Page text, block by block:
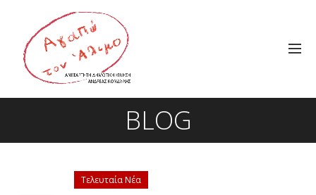
BLOG
Τελευταία Νέα